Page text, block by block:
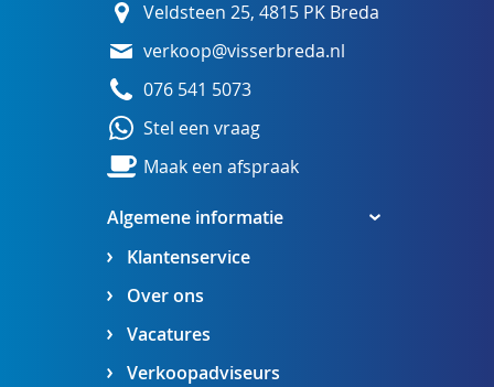
Algemene informatie
Klantenservice
Over ons
Vacatures
Verkoopadviseurs
Veldsteen 25, 4815 PK Breda
verkoop@visserbreda.nl
076 541 5073
Stel een vraag
Maak een afspraak